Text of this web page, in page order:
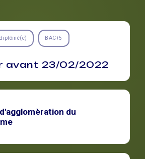
BAC+5
avant 23/02/2022
du